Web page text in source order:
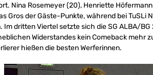
Nina Rosemeyer (20), Henriette Höfermann
Gros der Gäste-Punkte, während bei TuSLi
Im dritten Viertel setzte sich die SG ALBA/BG
Widerstandes kein Comeback mehr
hießen die besten Werferinnen.